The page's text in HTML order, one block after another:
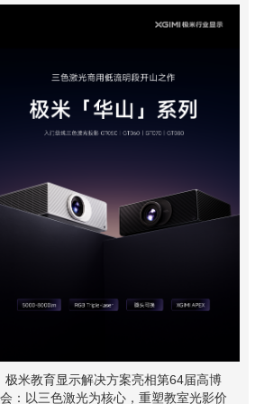
极米教育显示解决方案亮相第64届高博
会：以三色激光为核心，重塑教室光影价